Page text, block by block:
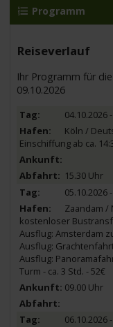
Programm
Reiseverlauf
Ihr Programm für
09.10.2026
04.10.2026
Köln /
Einschiffung ab ca.
15.30 Uhr
05.10.2026
Zaandam /
kostenloser
Ausflug: Amsterdam
Ausflug: Grachtenfahrt
Ausflug:
Turm - ca. 3 Std. - 52€
09.00 Uhr
06.10.2026